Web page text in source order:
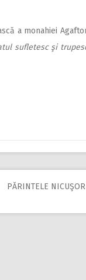
a monahiei
sufletesc şi
PĂRINTELE